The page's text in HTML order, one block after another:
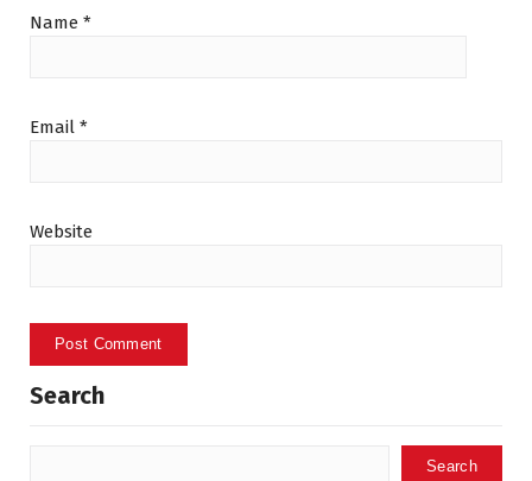
Name *
Email *
Website
Search
Search